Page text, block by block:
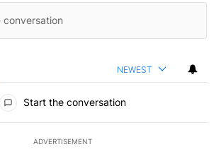
NEWEST
Start the conversation
ADVERTISEMENT